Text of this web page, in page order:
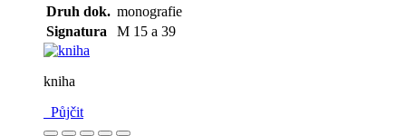
Druh dok. monografie
Signatura
M 15 a 39
kniha
Půjčit